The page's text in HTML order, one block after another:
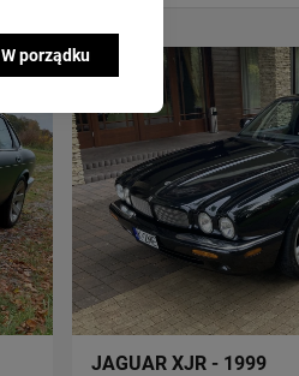
JAGUAR XJR - 1999
W porządku